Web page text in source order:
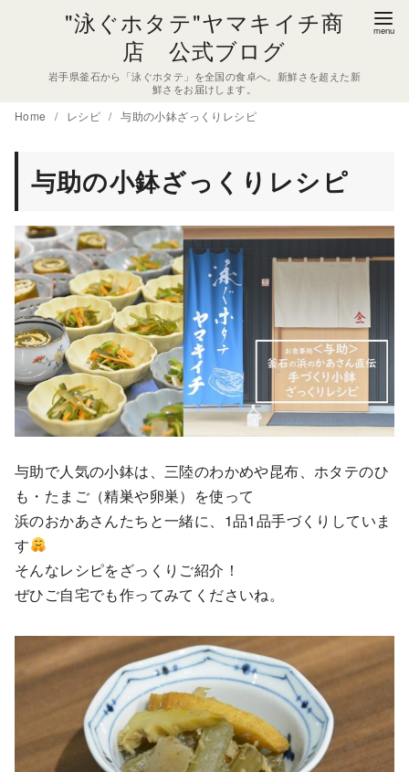
"泳ぐホタテ"ヤマキイチ商
店 公式ブログ
岩手県釜石から「泳ぐホタテ」を全国の食卓へ。新鮮さを超えた新
鮮さをお届けします。
Home レシピ 与助の小鉢ざっくりレシピ
与助の小鉢ざっくりレシピ
与助で人気の小鉢は、三陸のわかめや昆布、ホタテのひ
も・たまご（精巣や卵巣）を使って
浜のおかあさんたちと一緒に、1品1品手づくりしていま
す
そんなレシピをざっくりご紹介！
ぜひご自宅でも作ってみてくださいね。